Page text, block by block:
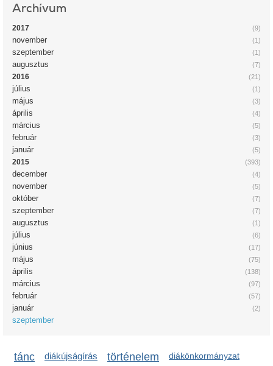
Archívum
(9)
2017
(1)
november
(1)
szeptember
(7)
augusztus
(21)
2016
(1)
július
(3)
május
(4)
április
(5)
március
(3)
február
(5)
január
(393)
2015
(4)
december
(5)
november
(7)
október
(7)
szeptember
(1)
augusztus
(6)
július
(17)
június
(75)
május
(138)
április
(97)
március
(57)
február
(2)
január
szeptember
tánc diákújságírás történelem
diákönkormányzat